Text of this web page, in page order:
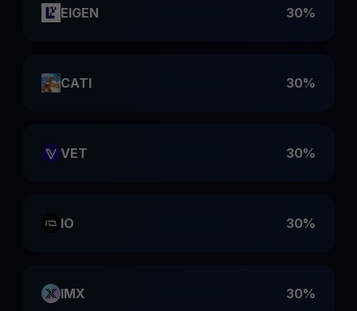
EIGEN 30%
CATI 30%
VET 30%
IO 30%
IMX 30%